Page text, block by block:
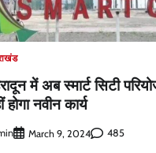
में अब स्मार्ट सिटी
होगा नवीन कार्य
March 9, 2024 485